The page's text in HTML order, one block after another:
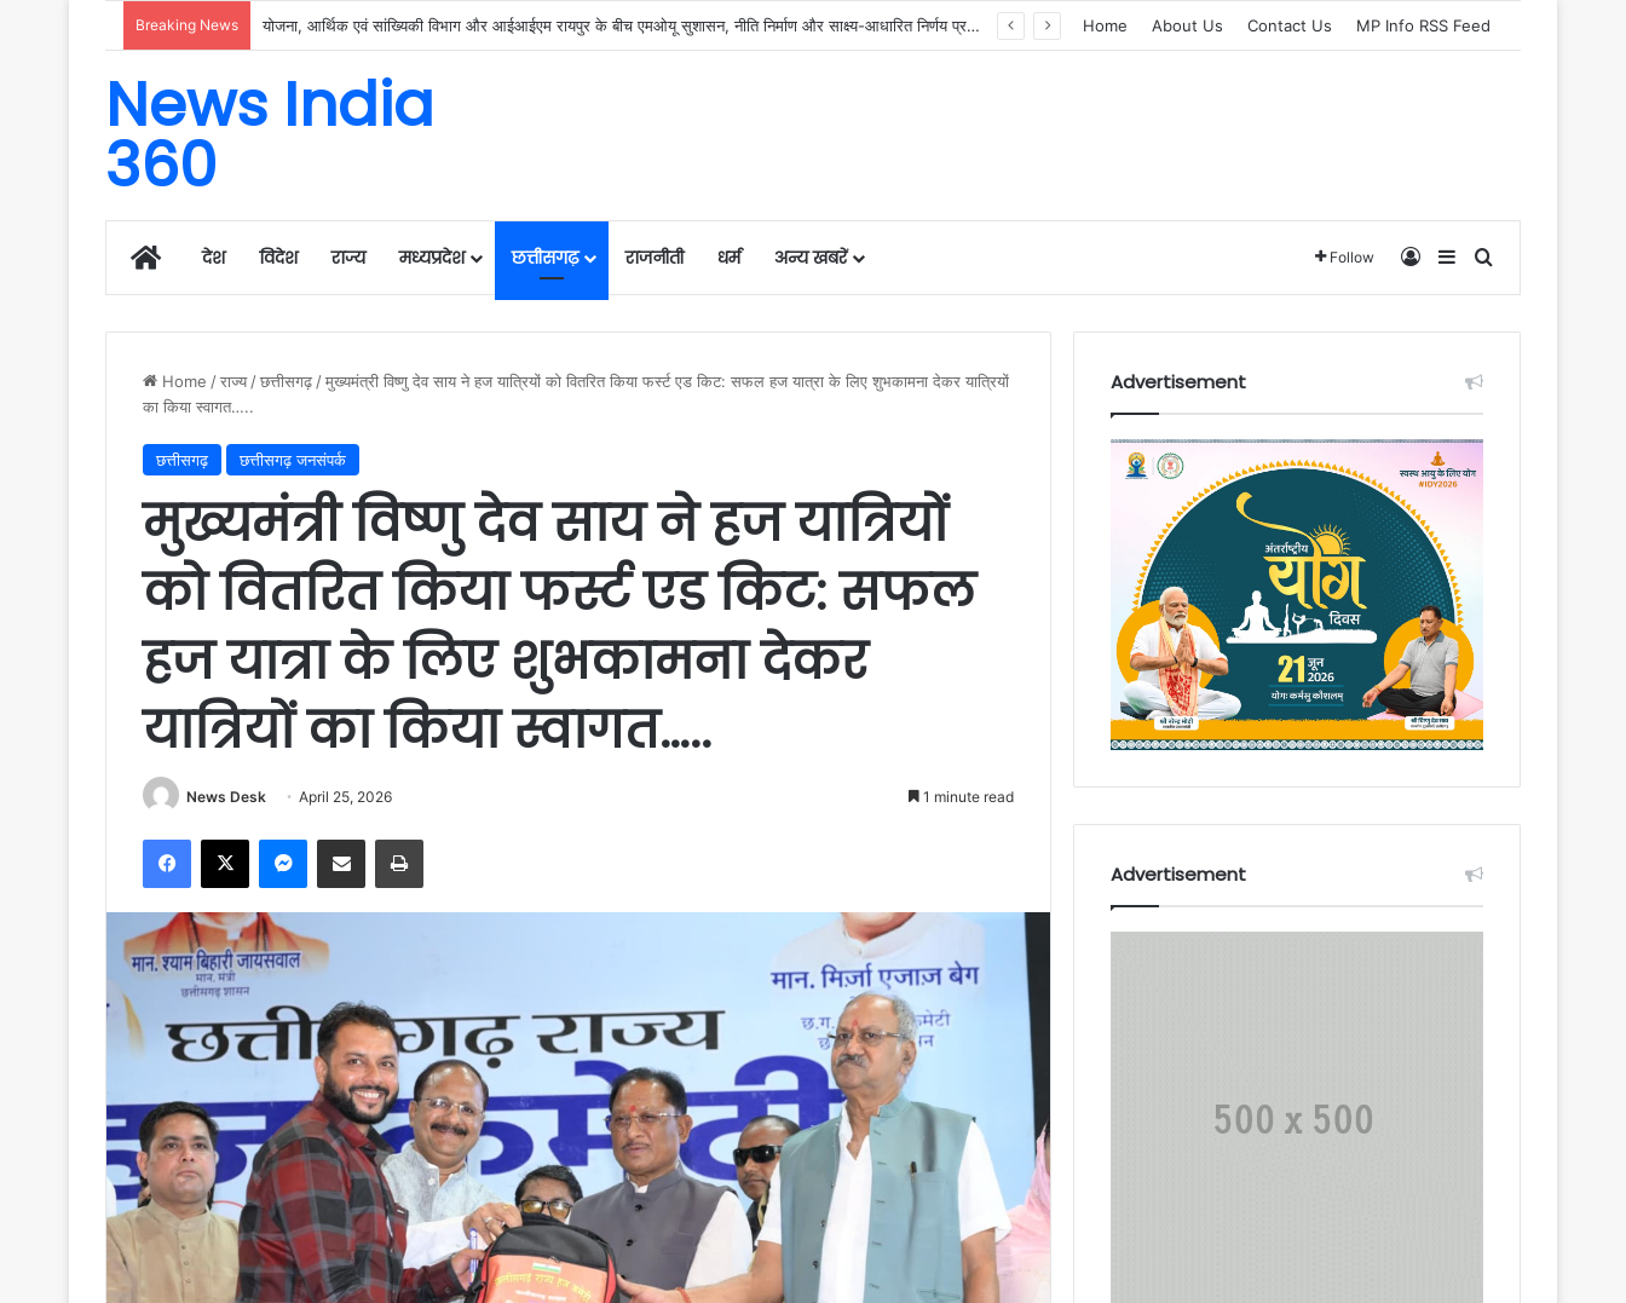
Breaking News रायगढ़ में विकास को मिल रही नई रफ्तार, हर क्षेत्र में मजबूत हो रही सुविधाओं की नींव: वित्त मंत्री ओपी चौधरी…… Home About Us Contact Us MP Info RSS Feed
News India
360
Homeदेश विदेश राज्य मध्यप्रदेश छत्तीसगढ़ राजनीती धर्म अन्य खबरें Follow Log InSidebarSearch for
Home /राज्य /छत्तीसगढ़ /मुख्यमंत्री विष्णु देव साय ने हज यात्रियों को वितरित किया फर्स्ट एड किट: सफल हज यात्रा के लिए शुभकामना देकर यात्रियों
का किया स्वागत…..
छत्तीसगढ़ छत्तीसगढ़ जनसंपर्क
मुख्यमंत्री विष्णु देव साय ने हज यात्रियों
को वितरित किया फर्स्ट एड किट: सफल
हज यात्रा के लिए शुभकामना देकर
यात्रियों का किया स्वागत…..
News Desk April 25, 2026 1 minute read
Facebook
X Messenger
Share via Email Print
Advertisement
Advertisement